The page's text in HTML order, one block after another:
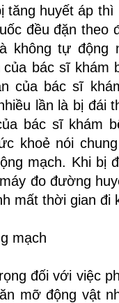
tăng huyết áp thì
đều đặn theo
không tự động
bác sĩ khám
của bác sĩ
lần là bị đái
bác sĩ khám
khoẻ nói
mạch. Khi bị
đo đường
mất thời gian đi
mạch
đối với việc
mỡ động vật